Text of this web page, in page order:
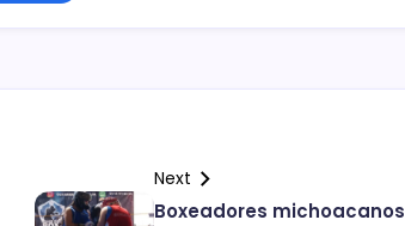
Next
Boxeadores michoacanos